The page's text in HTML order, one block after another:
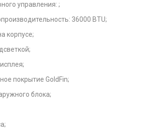
управления: ;
36000 BTU;
корпусе;
покрытие GoldFin;
блока;